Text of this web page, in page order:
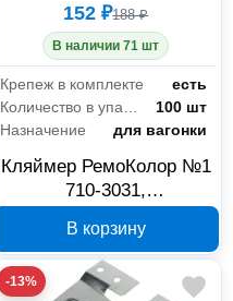
152 ₽188 ₽
В наличии 71 шт
Крепеж в комплекте
есть
100 шт
Назначение
для вагонки
Кляймер РемоКолор №1
710-3031,
гвоздями, 100 шт
В корзину
-13%